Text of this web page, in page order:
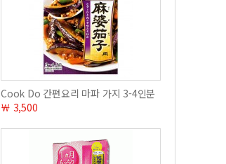
Cook Do 간편요리 마파 가지 3-4인분
￦ 3,500